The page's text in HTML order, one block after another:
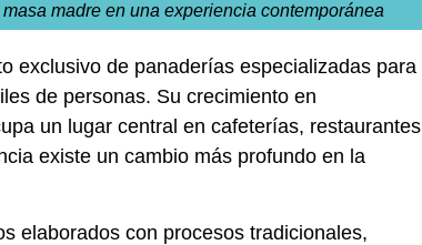
madre en una experiencia contemporánea
exclusivo de panaderías especializadas para
de personas. Su crecimiento en
un lugar central en cafeterías, restaurantes
existe un cambio más profundo en la
elaborados con procesos tradicionales,